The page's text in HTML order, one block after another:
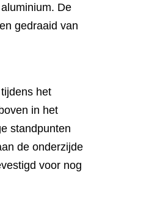
De
gedraaid van
het
in het
standpunten
de onderzijde
voor nog